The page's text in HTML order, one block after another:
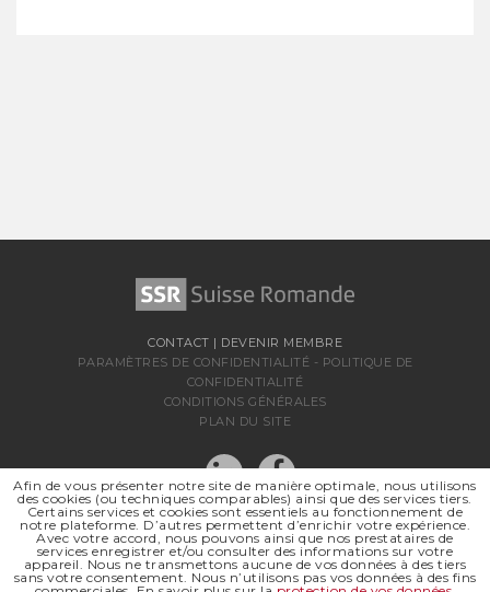
CONTACT | DEVENIR MEMBRE
PARAMÈTRES DE CONFIDENTIALITÉ - POLITIQUE DE
CONFIDENTIALITÉ
CONDITIONS GÉNÉRALES
PLAN DU SITE
SSR SUISSE ROMANDE
Afin de vous présenter notre site de manière optimale, nous utilisons
des cookies (ou techniques comparables) ainsi que des services tiers.
Certains services et cookies sont essentiels au fonctionnement de
notre plateforme. D’autres permettent d’enrichir votre expérience.
Avec votre accord, nous pouvons ainsi que nos prestataires de
services enregistrer et/ou consulter des informations sur votre
appareil. Nous ne transmettons aucune de vos données à des tiers
sans votre consentement. Nous n’utilisons pas vos données à des fins